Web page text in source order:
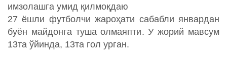
имзолашга умид қилмоқдаю
27 ёшли футболчи жароҳати сабабли январдан
буён майдонга туша олмаяпти. У жорий мавсум
13та ўйинда, 13та гол урган.